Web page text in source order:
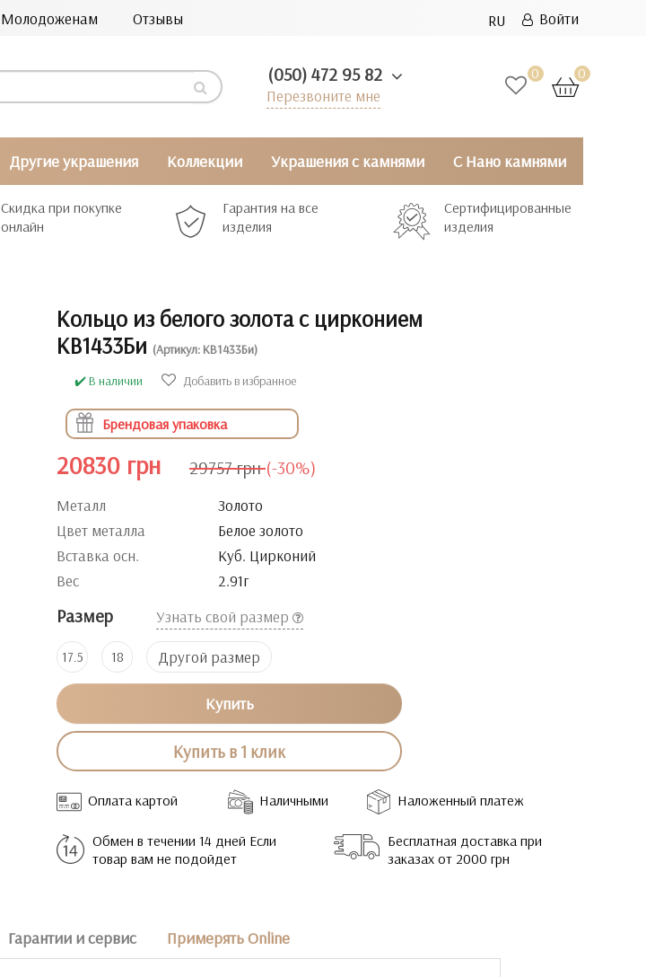
Молодоженам Отзывы RU Войти
0 0
(050) 472 95 82
Перезвоните мне
Другие украшения Коллекции Украшения с камнями С Нано камнями
Скидка при покупке
онлайн
Гарантия на все
изделия
Сертифицированные
изделия
Кольцо из белого золота с цирконием
КВ1433Би (Артикул: КВ1433Би)
✔️ В наличии
Добавить в избранное
Брендовая упаковка
20830 грн 29757 грн (-30%)
Металл
Золото
Цвет металла
Белое золото
Вставка осн.
Куб. Цирконий
Вес
2.91г
Размер Узнать свой размер
17.5 18 Другой размер
Купить
Купить в 1 клик
Оплата картой Наличными Наложенный платеж
Обмен в течении 14 дней Если
товар вам не подойдет
Бесплатная доставка при
заказах от 2000 грн
Гарантии и сервис Примерять Online